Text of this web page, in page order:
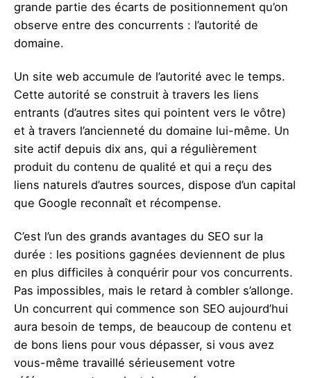
grande partie des écarts de positionnement qu’on
observe entre des concurrents : l’autorité de
domaine.
Un site web accumule de l’autorité avec le temps.
Cette autorité se construit à travers les liens
entrants (d’autres sites qui pointent vers le vôtre)
et à travers l’ancienneté du domaine lui-même. Un
site actif depuis dix ans, qui a régulièrement
produit du contenu de qualité et qui a reçu des
liens naturels d’autres sources, dispose d’un capital
que Google reconnaît et récompense.
C’est l’un des grands avantages du SEO sur la
durée : les positions gagnées deviennent de plus
en plus difficiles à conquérir pour vos concurrents.
Pas impossibles, mais le retard à combler s’allonge.
Un concurrent qui commence son SEO aujourd’hui
aura besoin de temps, de beaucoup de contenu et
de bons liens pour vous dépasser, si vous avez
vous-même travaillé sérieusement votre